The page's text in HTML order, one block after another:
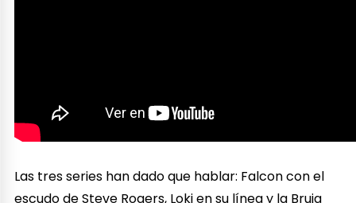
Las tres series han dado que hablar: Falcon con el
escudo de Steve Rogers, Loki en su línea y la Bruja